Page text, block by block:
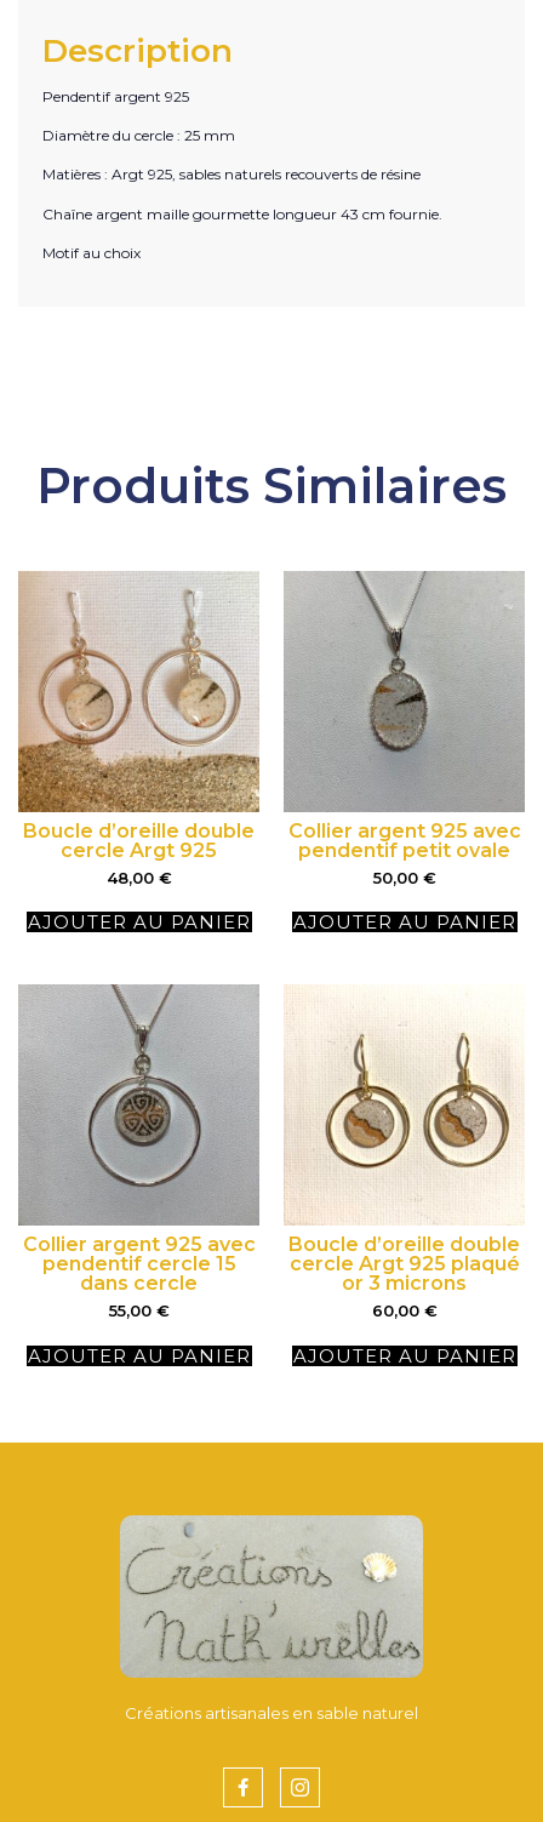
Description
Pendentif argent 925
Diamètre du cercle : 25 mm
Matières : Argt 925, sables naturels recouverts de résine
Chaîne argent maille gourmette longueur 43 cm fournie.
Motif au choix
Produits Similaires
Boucle d’oreille double
cercle Argt 925
48,00 €
AJOUTER AU PANIER
Collier argent 925 avec
pendentif petit ovale
50,00 €
AJOUTER AU PANIER
Collier argent 925 avec
pendentif cercle 15
dans cercle
55,00 €
AJOUTER AU PANIER
Boucle d’oreille double
cercle Argt 925 plaqué
or 3 microns
60,00 €
AJOUTER AU PANIER
Créations artisanales en sable naturel